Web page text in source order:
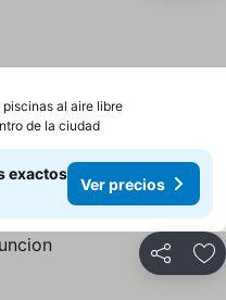
al aire libre
de la ciudad
exactos
Ver precios
Compartir